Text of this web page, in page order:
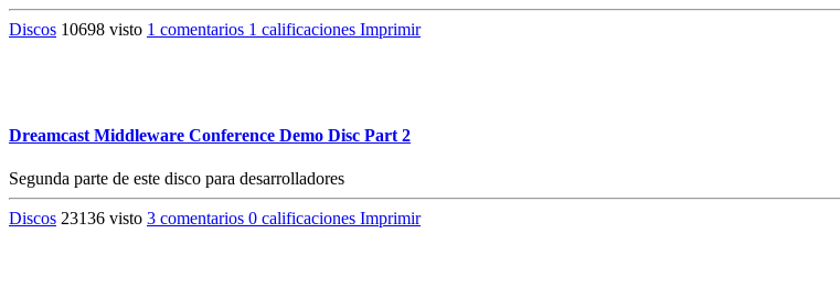
Discos 10698 visto 1 comentarios 1 calificaciones Imprimir
Dreamcast Middleware Conference Demo Disc Part 2
Segunda parte de este disco para desarrolladores
Discos 23136 visto 3 comentarios 0 calificaciones Imprimir